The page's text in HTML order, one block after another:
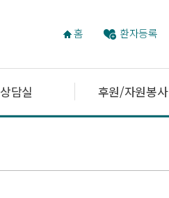
홈 환자등록
상담실 후원/자원봉사